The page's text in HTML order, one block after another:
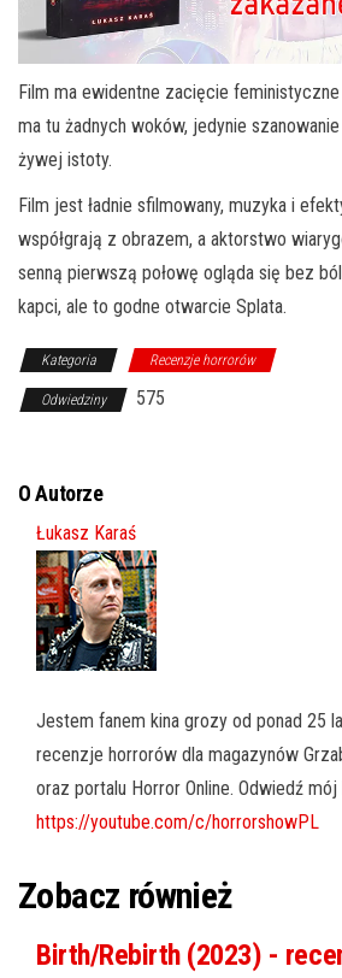
Film ma ewidentne zacięcie
ma tu żadnych woków, jedynie
żywej istoty.
Film jest ładnie sfilmowany, muzyka i
współgrają z obrazem, a aktorstwo
senną pierwszą połowę ogląda się bez
kapci, ale to godne otwarcie Splata.
Kategoria Recenzje horrorów
Odwiedziny 575
O Autorze
Łukasz Karaś
Jestem fanem kina grozy od ponad 25
recenzje horrorów dla magazynów
oraz portalu Horror Online. Odwiedź mój
https://youtube.com/c/horrorshowPL
Zobacz również
Birth/Rebirth (2023) -